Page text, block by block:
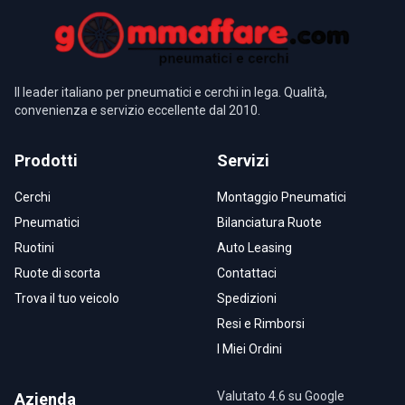
Il leader italiano per pneumatici e cerchi in lega. Qualità,
convenienza e servizio eccellente dal 2010.
Prodotti
Cerchi
Pneumatici
Ruotini
Ruote di scorta
Trova il tuo veicolo
Servizi
Montaggio Pneumatici
Bilanciatura Ruote
Auto Leasing
Contattaci
Spedizioni
Resi e Rimborsi
I Miei Ordini
Azienda Valutato 4.6 su Google